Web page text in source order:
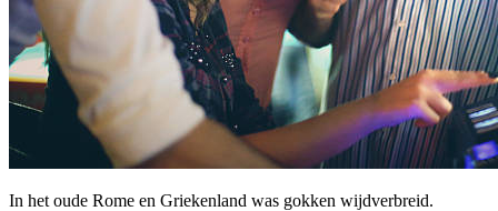
In het oude Rome en Griekenland was gokken wijdverbreid.